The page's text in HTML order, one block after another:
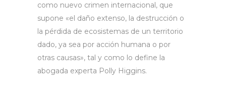
como nuevo crimen internacional, que
supone «el daño extenso, la destrucción o
la pérdida de ecosistemas de un territorio
dado, ya sea por acción humana o por
otras causas», tal y como lo define la
abogada experta Polly Higgins.